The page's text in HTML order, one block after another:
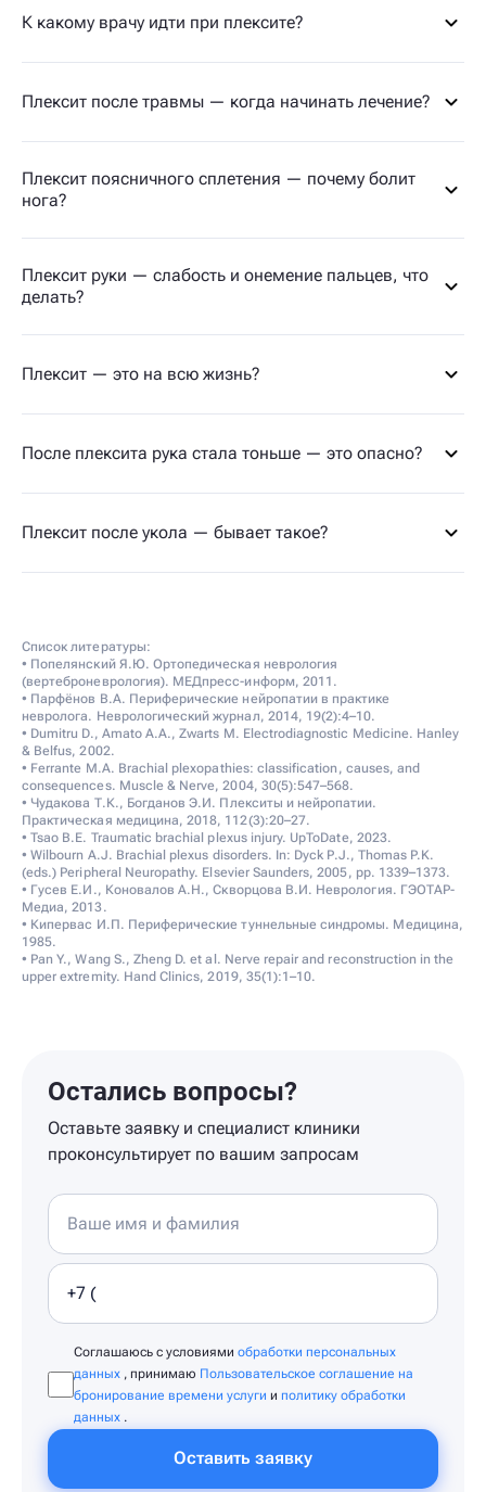
К какому врачу идти при плексите?
Плексит после травмы — когда начинать лечение?
Плексит поясничного сплетения — почему болит
нога?
Плексит руки — слабость и онемение пальцев, что
делать?
Плексит — это на всю жизнь?
После плексита рука стала тоньше — это опасно?
Плексит после укола — бывает такое?
Список литературы:
• Попелянский Я.Ю. Ортопедическая неврология
(вертеброневрология). МЕДпресс-информ, 2011.
• Парфёнов В.А. Периферические нейропатии в практике
невролога. Неврологический журнал, 2014, 19(2):4–10.
• Dumitru D., Amato A.A., Zwarts M. Electrodiagnostic Medicine. Hanley
& Belfus, 2002.
• Ferrante M.A. Brachial plexopathies: classification, causes, and
consequences. Muscle & Nerve, 2004, 30(5):547–568.
• Чудакова Т.К., Богданов Э.И. Плекситы и нейропатии.
Практическая медицина, 2018, 112(3):20–27.
• Tsao B.E. Traumatic brachial plexus injury. UpToDate, 2023.
• Wilbourn A.J. Brachial plexus disorders. In: Dyck P.J., Thomas P.K.
(eds.) Peripheral Neuropathy. Elsevier Saunders, 2005, pp. 1339–1373.
• Гусев Е.И., Коновалов А.Н., Скворцова В.И. Неврология. ГЭОТАР-
Медиа, 2013.
• Кипервас И.П. Периферические туннельные синдромы. Медицина,
1985.
• Pan Y., Wang S., Zheng D. et al. Nerve repair and reconstruction in the
upper extremity. Hand Clinics, 2019, 35(1):1–10.
Остались вопросы?
Оставьте заявку и специалист клиники
проконсультирует по вашим запросам
Соглашаюсь с условиями обработки персональных
данных , принимаю Пользовательское соглашение на
бронирование времени услуги и политику обработки
данных .
Оставить заявку